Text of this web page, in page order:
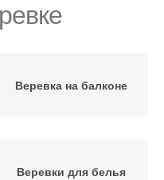
Веревка на балконе
Веревки для белья